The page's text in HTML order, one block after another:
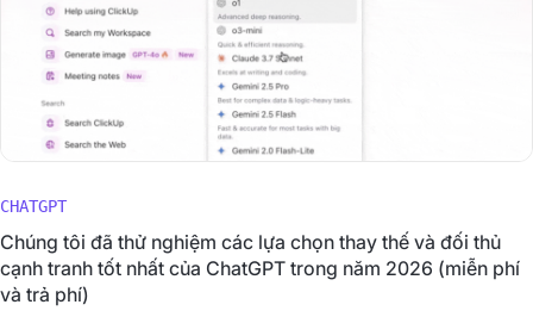
CHATGPT
Chúng tôi đã thử nghiệm các lựa chọn thay thế và đối thủ
cạnh tranh tốt nhất của ChatGPT trong năm 2026 (miễn phí
và trả phí)